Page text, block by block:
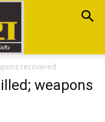
recovered
weapons